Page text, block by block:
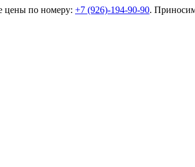
цены по номеру: +7 (926)-194-90-90.